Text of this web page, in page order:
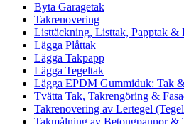
Byta Garagetak
Takrenovering
Listtäckning, Listtak, Papptak &
Lägga Plåttak
Lägga Takpapp
Lägga Tegeltak
Lägga EPDM Gummiduk: Tak
Tvätta Tak, Takrengöring &
Takrenovering av Lertegel